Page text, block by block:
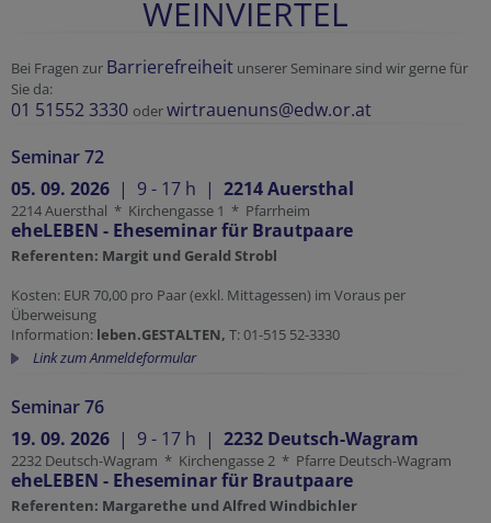
WEINVIERTEL
Bei Fragen zur Barrierefreiheit unserer Seminare sind wir gerne für
Sie da:
01 51552 3330 oderwirtrauenuns@edw.or.at
Seminar 72
05. 09. 2026 | 9 - 17 h | 2214 Auersthal
2214 Auersthal * Kirchengasse 1 * Pfarrheim
eheLEBEN - Eheseminar für Brautpaare
Referenten: Margit und Gerald Strobl
Kosten: EUR 70,00 pro Paar (exkl. Mittagessen) im Voraus per
Überweisung
Information: leben.GESTALTEN, T: 01-515 52-3330
Link zum Anmeldeformular
Seminar 76
19. 09. 2026 | 9 - 17 h | 2232 Deutsch-Wagram
2232 Deutsch-Wagram * Kirchengasse 2 * Pfarre Deutsch-Wagram
eheLEBEN - Eheseminar für Brautpaare
Referenten: Margarethe und Alfred Windbichler